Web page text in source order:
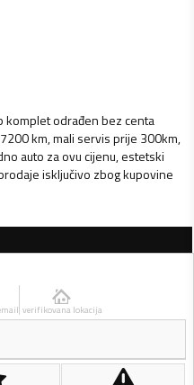
komplet odrađen bez centa
km, mali servis prije 300km,
auto za ovu cijenu, estetski
isključivo zbog kupovine
verifikovana lokacija